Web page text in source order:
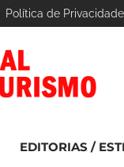
Política de Privacidade
EDITORIAS /